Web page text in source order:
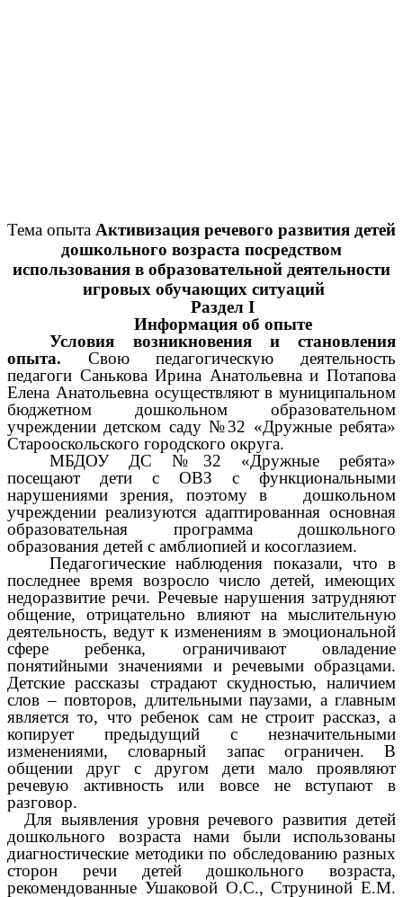
Тема опыта Активизация речевого развития детей
дошкольного возраста посредством
использования в образовательной деятельности
игровых обучающих ситуаций
Раздел I
Информация об опыте
Условия возникновения и становления
опыта. Свою педагогическую деятельность
педагоги Санькова Ирина Анатольевна и Потапова
Елена Анатольевна осуществляют в муниципальном
бюджетном дошкольном образовательном
учреждении детском саду №32 «Дружные ребята»
Старооскольского городского округа.
МБДОУ ДС №32 «Дружные ребята»
посещают дети с ОВЗ с функциональными
нарушениями зрения, поэтому в дошкольном
учреждении реализуются адаптированная основная
образовательная программа дошкольного
образования детей с амблиопией и косоглазием.
Педагогические наблюдения показали, что в
последнее время возросло число детей, имеющих
недоразвитие речи. Речевые нарушения затрудняют
общение, отрицательно влияют на мыслительную
деятельность, ведут к изменениям в эмоциональной
сфере ребенка, ограничивают овладение
понятийными значениями и речевыми образцами.
Детские рассказы страдают скудностью, наличием
слов – повторов, длительными паузами, а главным
является то, что ребенок сам не строит рассказ, а
копирует предыдущий с незначительными
изменениями, словарный запас ограничен. В
общении друг с другом дети мало проявляют
речевую активность или вовсе не вступают в
разговор.
Для выявления уровня речевого развития детей
дошкольного возраста нами были использованы
диагностические методики по обследованию разных
сторон речи детей дошкольного возраста,
рекомендованные Ушаковой О.С., Струниной Е.М.